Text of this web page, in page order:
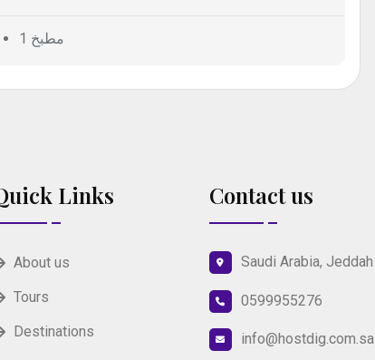
1 مطبخ
Links
About us
Tours
Destinations
Contact us
Saudi Arabia, Jeddah
0599955276
info@hostdig.com.sa